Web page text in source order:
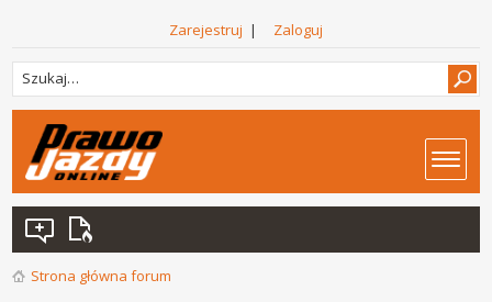
Zarejestruj | Zaloguj
Strona główna forum